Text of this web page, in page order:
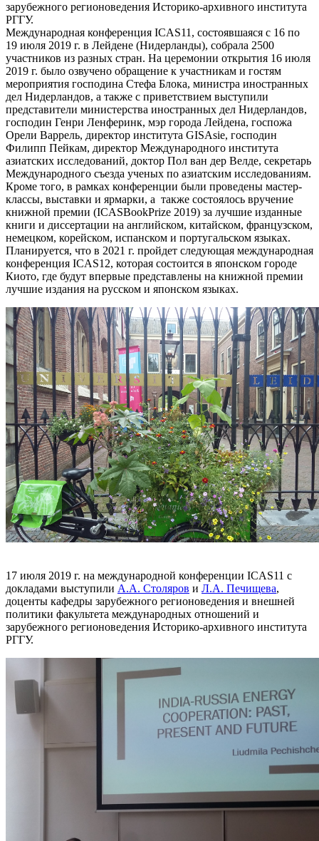
зарубежного регионоведения Историко-архивного института
РГГУ.
Международная конференция ICAS11, состоявшаяся с 16 по
19 июля 2019 г. в Лейдене (Нидерланды), собрала 2500
участников из разных стран. На церемонии открытия 16 июля
2019 г. было озвучено обращение к участникам и гостям
мероприятия господина Стефа Блока, министра иностранных
дел Нидерландов, а также с приветствием выступили
представители министерства иностранных дел Нидерландов,
господин Генри Ленферинк, мэр города Лейдена, госпожа
Орели Варрель, директор института GISAsie, господин
Филипп Пейкам, директор Международного института
азиатских исследований, доктор Пол ван дер Велде, секретарь
Международного съезда ученых по азиатским исследованиям.
Кроме того, в рамках конференции были проведены мастер-
классы, выставки и ярмарки, а также состоялось вручение
книжной премии (ICASBookPrize 2019) за лучшие изданные
книги и диссертации на английском, китайском, французском,
немецком, корейском, испанском и португальском языках.
Планируется, что в 2021 г. пройдет следующая международная
конференция ICAS12, которая состоится в японском городе
Киото, где будут впервые представлены на книжной премии
лучшие издания на русском и японском языках.
17 июля 2019 г. на международной конференции ICAS11 с
докладами выступили А.А. Столяров и Л.А. Печищева,
доценты кафедры зарубежного регионоведения и внешней
политики факультета международных отношений и
зарубежного регионоведения Историко-архивного института
РГГУ.